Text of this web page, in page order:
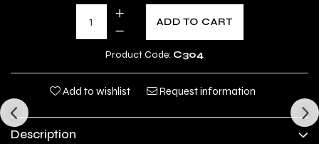
ADD TO CART
Product Code: C304
Add to wishlist Request information
Description